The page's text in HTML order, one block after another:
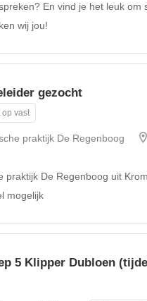
En vind je het leuk om
wij jou!
gezocht
op vast
praktijk De Regenboog
praktijk De Regenboog uit
mogelijk
5 Klipper Dubloen